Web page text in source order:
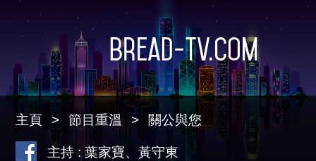
Bread-TV.com
主頁 節目重溫 關公與您
主持 : 葉家寶、黃守東